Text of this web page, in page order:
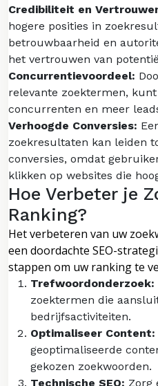
Credibiliteit en
hogere posities in
betrouwbaarheid en
het vertrouwen van
Concurrentievoordeel:
relevante zoektermen,
concurrenten en meer
Verhoogde Conversies:
zoekresultaten kan leiden
conversies, omdat
klikken op websites die
Hoe Verbeter je
Ranking?
Het verbeteren van uw
een doordachte SEO-
stappen om uw ranking te
Trefwoordonderzoek:
zoektermen die
bedrijfsactiviteiten.
Optimaliseer Content:
geoptimaliseerde
gekozen zoekwoorden.
Technische SEO: Zorg